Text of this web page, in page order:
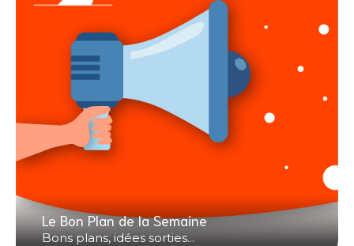
Le Bon Plan de la Semaine
Bons plans, idées sorties...